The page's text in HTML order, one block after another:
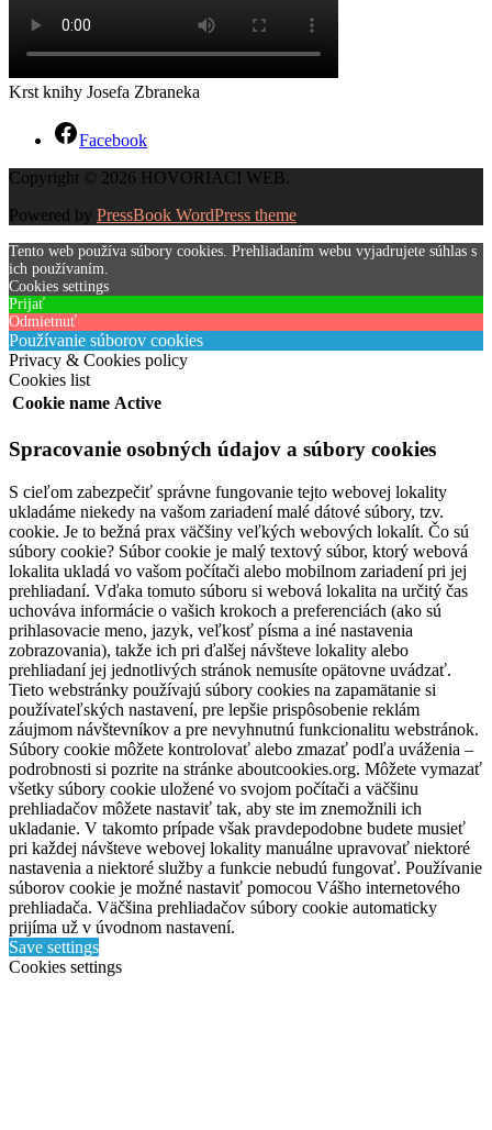
Krst knihy Josefa Zbraneka
Facebook
Copyright © 2026 HOVORIACI WEB.
Powered by PressBook WordPress theme
Tento web používa súbory cookies. Prehliadaním webu vyjadrujete súhlas s
ich používaním.
Cookies settings
Prijať
Odmietnuť
Používanie súborov cookies
Privacy & Cookies policy
Cookies list
Cookie name Active
Spracovanie osobných údajov a súbory cookies
S cieľom zabezpečiť správne fungovanie tejto webovej lokality
ukladáme niekedy na vašom zariadení malé dátové súbory, tzv.
cookie. Je to bežná prax väčšiny veľkých webových lokalít. Čo sú
súbory cookie? Súbor cookie je malý textový súbor, ktorý webová
lokalita ukladá vo vašom počítači alebo mobilnom zariadení pri jej
prehliadaní. Vďaka tomuto súboru si webová lokalita na určitý čas
uchováva informácie o vašich krokoch a preferenciách (ako sú
prihlasovacie meno, jazyk, veľkosť písma a iné nastavenia
zobrazovania), takže ich pri ďalšej návšteve lokality alebo
prehliadaní jej jednotlivých stránok nemusíte opätovne uvádzať.
Tieto webstránky používajú súbory cookies na zapamätanie si
používateľských nastavení, pre lepšie prispôsobenie reklám
záujmom návštevníkov a pre nevyhnutnú funkcionalitu webstránok.
Súbory cookie môžete kontrolovať alebo zmazať podľa uváženia –
podrobnosti si pozrite na stránke aboutcookies.org. Môžete vymazať
všetky súbory cookie uložené vo svojom počítači a väčšinu
prehliadačov môžete nastaviť tak, aby ste im znemožnili ich
ukladanie. V takomto prípade však pravdepodobne budete musieť
pri každej návšteve webovej lokality manuálne upravovať niektoré
nastavenia a niektoré služby a funkcie nebudú fungovať. Používanie
súborov cookie je možné nastaviť pomocou Vášho internetového
prehliadača. Väčšina prehliadačov súbory cookie automaticky
prijíma už v úvodnom nastavení.
Save settings
Cookies settings